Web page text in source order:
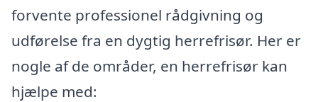
forvente professionel rådgivning og
udførelse fra en dygtig herrefrisør. Her er
nogle af de områder, en herrefrisør kan
hjælpe med: